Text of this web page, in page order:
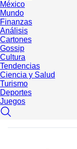
México
Mundo
Finanzas
Análisis
Cartones
Gossip
Cultura
Tendencias
Ciencia y Salud
Turismo
Deportes
Juegos